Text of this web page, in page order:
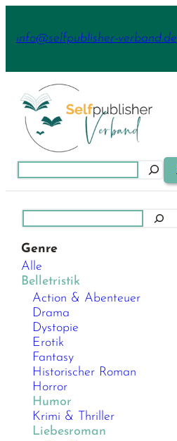
Inhalt
info@selfpublisher-verband.de
Genre
Alle
Belletristik
Action & Abenteuer
Drama
Dystopie
Erotik
Fantasy
Historischer Roman
Horror
Humor
Krimi & Thriller
Liebesroman